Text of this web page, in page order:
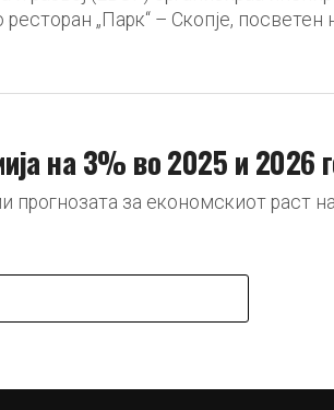
„Парк“ – Скопје, посветен
на 3% во 2025 и 2026
прогнозата за економскиот раст